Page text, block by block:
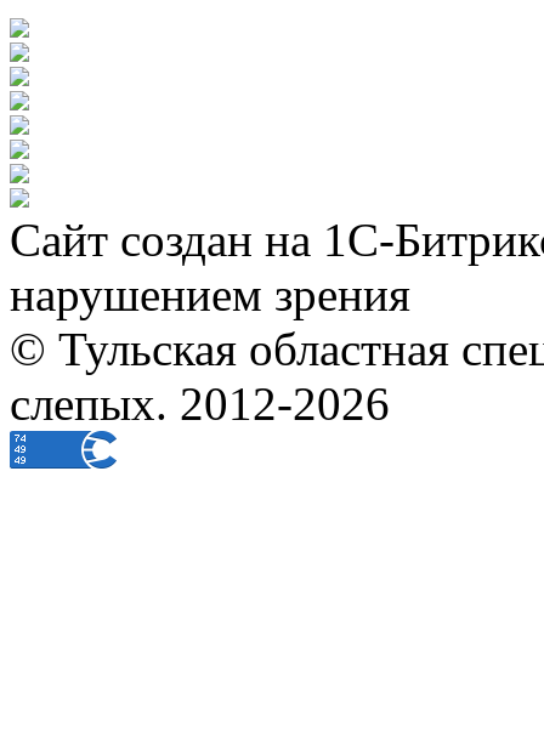
Сайт создан на 1С-
нарушением зрения
© Тульская областная
слепых. 2012-2026